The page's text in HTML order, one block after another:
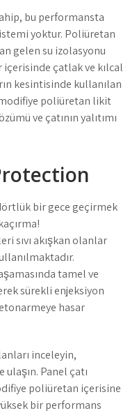
bu performansta
yoktur. Poliüretan
gelen su izolasyonu
içerisinde çatlak ve kılcal
kesintisinde kullanılan
poliüretan likit
ve çatının yalıtımı
bir gece geçirmek
sıvı akışkan olanlar
tamel ve
sürekli enjeksiyon
hasar
inceleyin,
ulaşın. Panel çatı
poliüretan içerisine
bir performans